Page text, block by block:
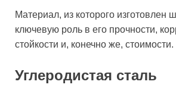
Материал, из которого изготовлен
ключевую роль в его прочности,
стойкости и, конечно же, стоимости.
Углеродистая сталь